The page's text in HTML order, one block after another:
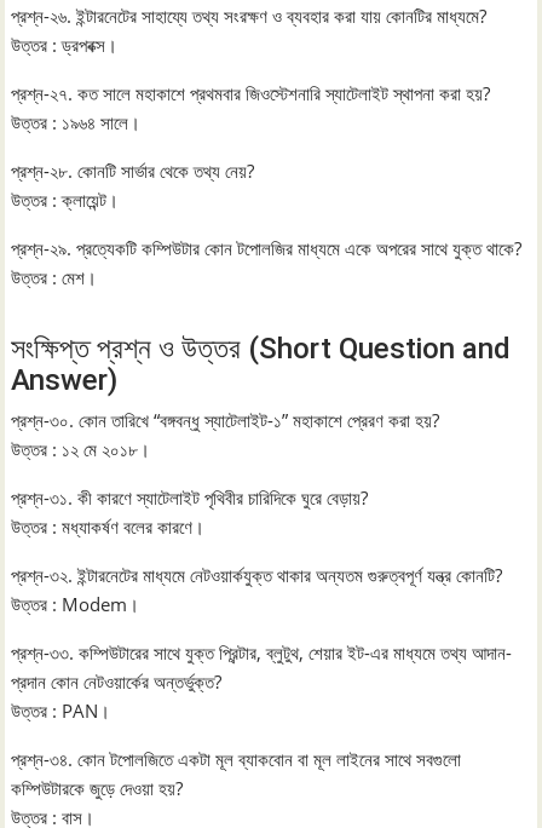
প্রশ্ন-২৬. ইন্টারনেটের সাহায্যে তথ্য সংরক্ষণ ও ব্যবহার করা যায় কোনটির মাধ্যমে?
উত্তর : ড্রপবক্স।
প্রশ্ন-২৭. কত সালে মহাকাশে প্রথমবার জিওস্টেশনারি স্যাটেলাইট স্থাপনা করা হয়?
উত্তর : ১৯৬৪ সালে।
প্রশ্ন-২৮. কোনটি সার্ভার থেকে তথ্য নেয়?
উত্তর : ক্লায়েন্ট।
প্রশ্ন-২৯. প্রত্যেকটি কম্পিউটার কোন টপোলজির মাধ্যমে একে অপরের সাথে যুক্ত থাকে?
উত্তর : মেশ।
সংক্ষিপ্ত প্রশ্ন ও উত্তর (Short Question and
Answer)
প্রশ্ন-৩০. কোন তারিখে “বঙ্গবন্ধু স্যাটেলাইট-১” মহাকাশে প্রেরণ করা হয়?
উত্তর : ১২ মে ২০১৮।
প্রশ্ন-৩১. কী কারণে স্যাটেলাইট পৃথিবীর চারিদিকে ঘুরে বেড়ায়?
উত্তর : মধ্যাকর্ষণ বলের কারণে।
প্রশ্ন-৩২. ইন্টারনেটের মাধ্যমে নেটওয়ার্কযুক্ত থাকার অন্যতম গুরুত্বপূর্ণ যন্ত্র কোনটি?
উত্তর : Modem।
প্রশ্ন-৩৩. কম্পিউটারের সাথে যুক্ত প্রিন্টার, ব্লুটুথ, শেয়ার ইট-এর মাধ্যমে তথ্য আদান-
প্রদান কোন নেটওয়ার্কের অন্তর্ভুক্ত?
উত্তর : PAN।
প্রশ্ন-৩৪. কোন টপোলজিতে একটা মূল ব্যাকবোন বা মূল লাইনের সাথে সবগুলো
কম্পিউটারকে জুড়ে দেওয়া হয়?
উত্তর : বাস।